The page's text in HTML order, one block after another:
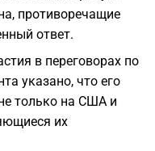
противоречащие
ответ.
в переговорах по
указано, что его
только на США и
их